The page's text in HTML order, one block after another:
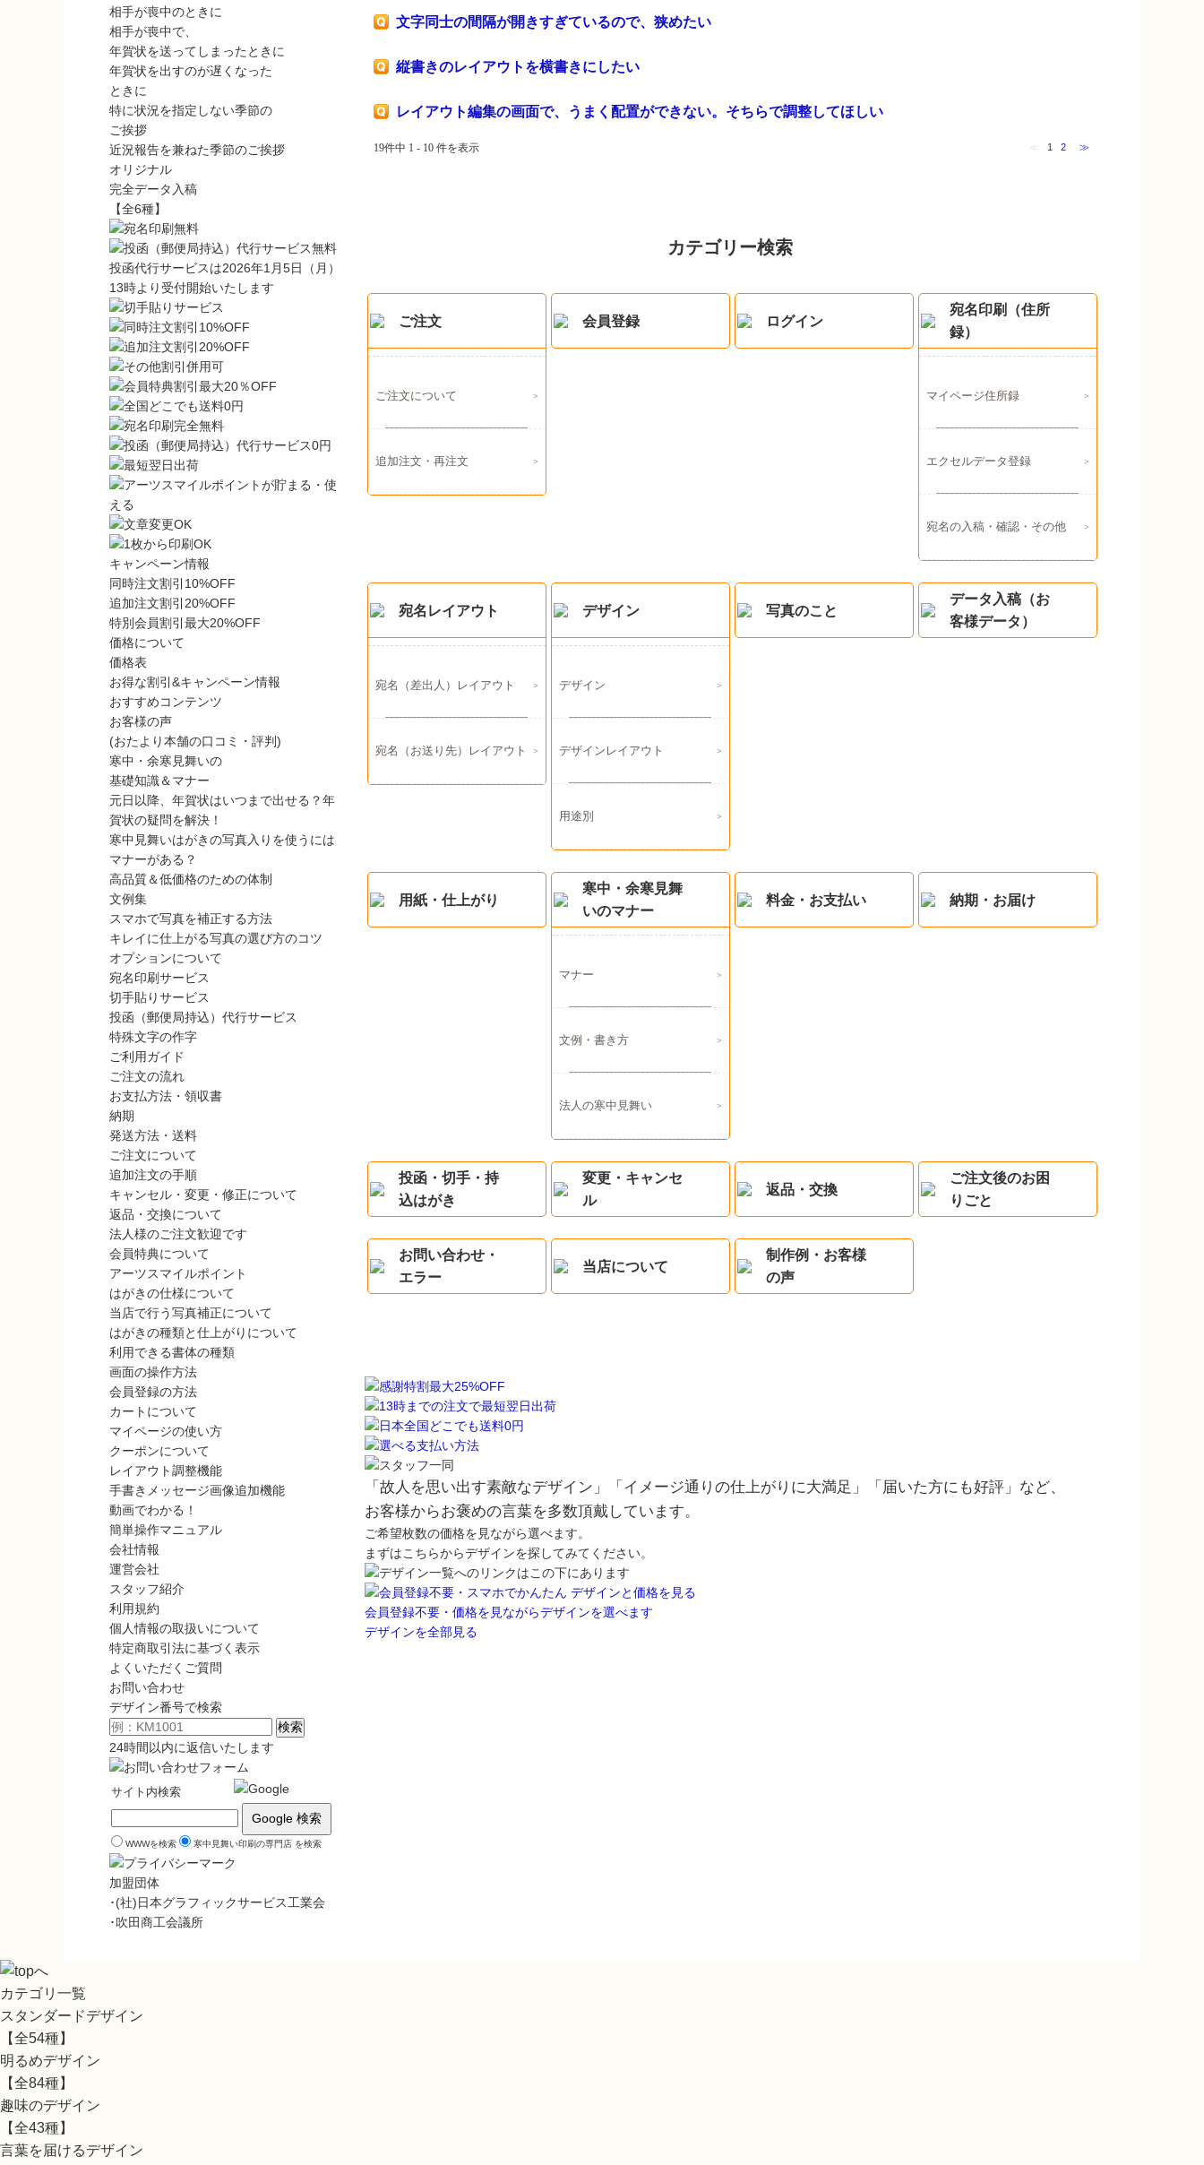
相手が喪中のときに
相手が喪中で、
年賀状を送ってしまったときに
年賀状を出すのが遅くなった
ときに
特に状況を指定しない季節の
ご挨拶
近況報告を兼ねた季節のご挨拶
オリジナル
完全データ入稿
【全6種】
投函代行サービスは2026年1月5日（月）
13時より受付開始いたします
キャンペーン情報
同時注文割引10%OFF
追加注文割引20%OFF
特別会員割引最大20%OFF
価格について
価格表
お得な割引&キャンペーン情報
おすすめコンテンツ
お客様の声
(おたより本舗の口コミ・評判)
寒中・余寒見舞いの
基礎知識＆マナー
元日以降、年賀状はいつまで出せる？年
賀状の疑問を解決！
寒中見舞いはがきの写真入りを使うには
マナーがある？
高品質＆低価格のための体制
文例集
スマホで写真を補正する方法
キレイに仕上がる写真の選び方のコツ
オプションについて
宛名印刷サービス
切手貼りサービス
投函（郵便局持込）代行サービス
特殊文字の作字
ご利用ガイド
ご注文の流れ
お支払方法・領収書
納期
発送方法・送料
ご注文について
追加注文の手順
キャンセル・変更・修正について
返品・交換について
法人様のご注文歓迎です
会員特典について
アーツスマイルポイント
はがきの仕様について
当店で行う写真補正について
はがきの種類と仕上がりについて
利用できる書体の種類
画面の操作方法
会員登録の方法
カートについて
マイページの使い方
クーポンについて
レイアウト調整機能
手書きメッセージ画像追加機能
動画でわかる！
簡単操作マニュアル
会社情報
運営会社
スタッフ紹介
利用規約
個人情報の取扱いについて
特定商取引法に基づく表示
よくいただくご質問
お問い合わせ
デザイン番号で検索
24時間以内に返信いたします
サイト内検索
WWWを検索 寒中見舞い印刷の専門店 を検索
加盟団体
･(社)日本グラフィックサービス工業会
･吹田商工会議所
文字同士の間隔が開きすぎているので、狭めたい
縦書きのレイアウトを横書きにしたい
レイアウト編集の画面で、うまく配置ができない。そちらで調整してほしい
19件中 1 - 10 件を表示 1 2 ≫
カテゴリー検索
ご注文
ご注文について
追加注文・再注文
会員登録 ログイン
宛名印刷（住所
録）
マイページ住所録
エクセルデータ登録
宛名の入稿・確認・その他
宛名レイアウト
宛名（差出人）レイアウト
宛名（お送り先）レイアウト
デザイン
デザイン
デザインレイアウト
用途別
写真のこと
データ入稿（お
客様データ）
用紙・仕上がり
寒中・余寒見舞
いのマナー
マナー
文例・書き方
法人の寒中見舞い
料金・お支払い 納期・お届け
投函・切手・持
込はがき
変更・キャンセ
ル
返品・交換
ご注文後のお困
りごと
お問い合わせ・
エラー
当店について
制作例・お客様
の声
「故人を思い出す素敵なデザイン」「イメージ通りの仕上がりに大満足」「届いた方にも好評」など、
お客様からお褒めの言葉を多数頂戴しています。
ご希望枚数の価格を見ながら選べます。
まずはこちらからデザインを探してみてください。
会員登録不要・価格を見ながらデザインを選べます
デザインを全部見る
カテゴリ一覧
スタンダードデザイン
【全54種】
明るめデザイン
【全84種】
趣味のデザイン
【全43種】
言葉を届けるデザイン